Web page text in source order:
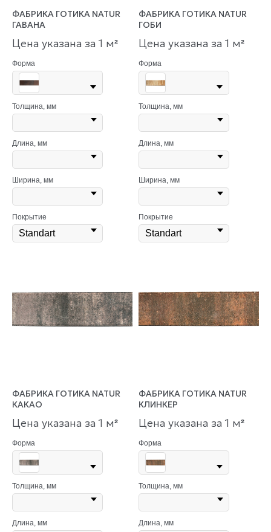
ФАБРИКА ГОТИКА NATUR
ГАВАНА
Цена указана за 1 м²
Форма
Толщина, мм
Длина, мм
Ширина, мм
Покрытие
ФАБРИКА ГОТИКА NATUR
ГОБИ
Цена указана за 1 м²
Форма
Толщина, мм
Длина, мм
Ширина, мм
Покрытие
ФАБРИКА ГОТИКА NATUR
КАКАО
Цена указана за 1 м²
Форма
Толщина, мм
Длина, мм
ФАБРИКА ГОТИКА NATUR
КЛИНКЕР
Цена указана за 1 м²
Форма
Толщина, мм
Длина, мм